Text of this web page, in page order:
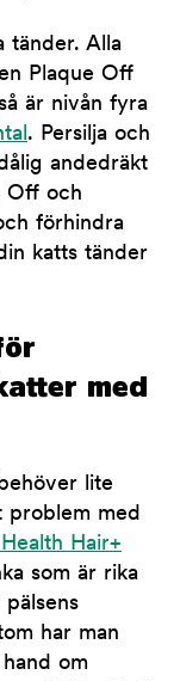
tänder. Alla
Plaque Off
är nivån fyra
. Persilja och
andedräkt
Off och
förhindra
katts tänder
med
lite
problem med
Hair+
som är rika
har man
om